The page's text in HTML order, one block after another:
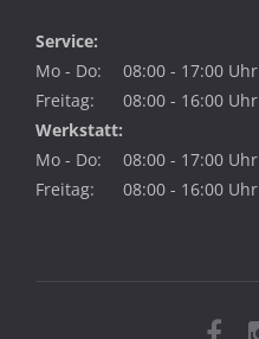
Service:
Mo - Do:
08:00 - 17:00 Uhr
Freitag:
08:00 - 16:00 Uhr
Werkstatt:
Mo - Do:
08:00 - 17:00 Uhr
Freitag:
08:00 - 16:00 Uhr